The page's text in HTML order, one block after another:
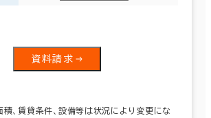
資料請求
、賃貸条件、設備等は状況により変更にな